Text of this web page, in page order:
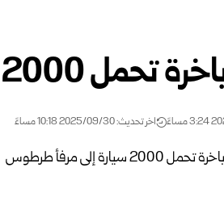
سيارة إلى مرفأ طرطوس
اخر تحديث: 2025/09/30 10:18 مساءً